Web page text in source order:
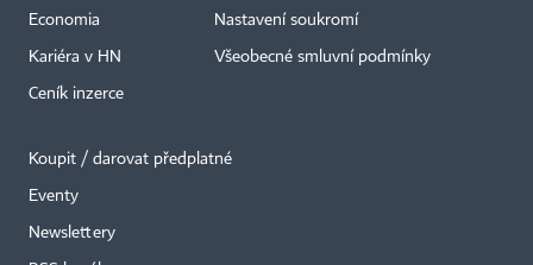
Economia
Kariéra v HN
Ceník inzerce
Nastavení soukromí
Všeobecné smluvní podmínky
Koupit / darovat předplatné
Eventy
Newslettery